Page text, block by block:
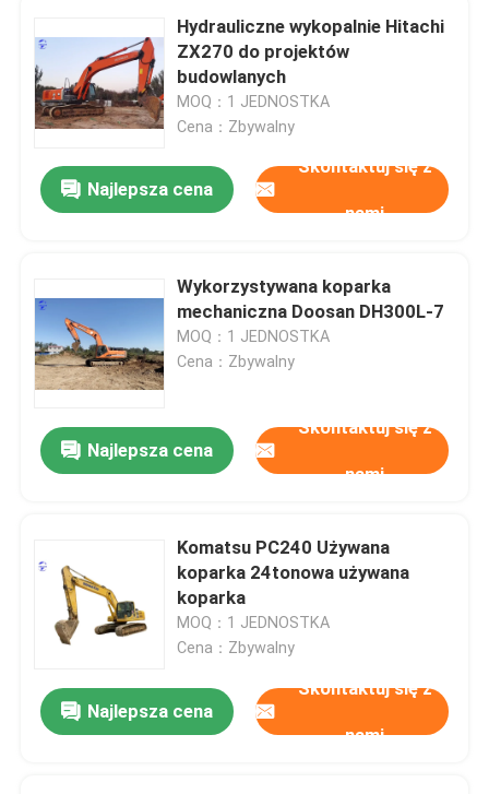
Hydrauliczne wykopalnie Hitachi
ZX270 do projektów
budowlanych
MOQ：1 JEDNOSTKA
Cena：Zbywalny
Najlepsza cena
Skontaktuj się z
nami
Wykorzystywana koparka
mechaniczna Doosan DH300L-7
MOQ：1 JEDNOSTKA
Cena：Zbywalny
Najlepsza cena
Skontaktuj się z
nami
Komatsu PC240 Używana
koparka 24tonowa używana
koparka
MOQ：1 JEDNOSTKA
Cena：Zbywalny
Najlepsza cena
Skontaktuj się z
nami